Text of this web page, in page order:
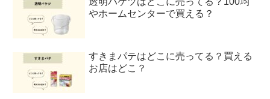
やホームセンターで買える？
すきまパテはどこに売ってる？買える
お店はどこ？